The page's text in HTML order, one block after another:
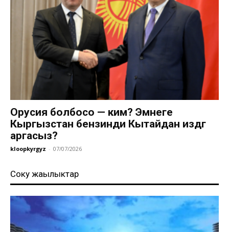
Орусия болбосо — ким? Эмнеге
Кыргызстан бензинди Кытайдан издөөгө
аргасыз?
kloopkyrgyz - 07/07/2026
Соңку жаңылыктар